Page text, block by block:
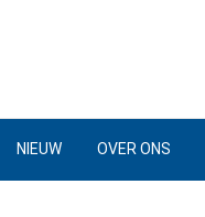
NIEUW OVER ONS